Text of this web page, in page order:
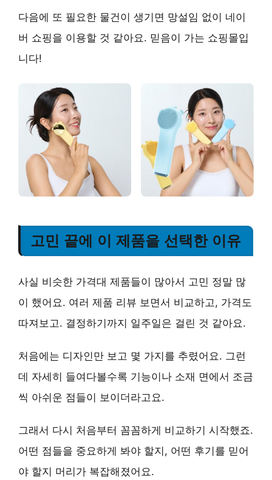
다음에 또 필요한 물건이 생기면 망설임 없이 네이
버 쇼핑을 이용할 것 같아요. 믿음이 가는 쇼핑몰입
니다!
고민 끝에 이 제품을 선택한 이유
사실 비슷한 가격대 제품들이 많아서 고민 정말 많
이 했어요. 여러 제품 리뷰 보면서 비교하고, 가격도
따져보고. 결정하기까지 일주일은 걸린 것 같아요.
처음에는 디자인만 보고 몇 가지를 추렸어요. 그런
데 자세히 들여다볼수록 기능이나 소재 면에서 조금
씩 아쉬운 점들이 보이더라고요.
그래서 다시 처음부터 꼼꼼하게 비교하기 시작했죠.
어떤 점들을 중요하게 봐야 할지, 어떤 후기를 믿어
야 할지 머리가 복잡해졌어요.